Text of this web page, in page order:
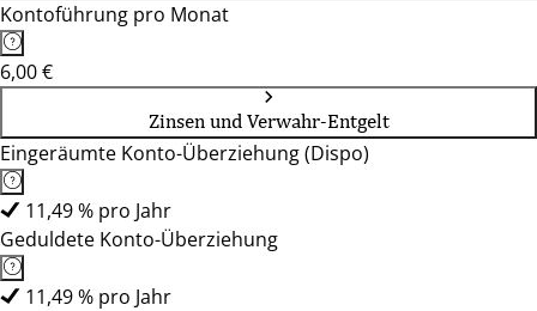
Kontoführung pro Monat
6,00 €
Zinsen und Verwahr-Entgelt
Eingeräumte Konto-Überziehung (Dispo)
11,49 % pro Jahr
Geduldete Konto-Überziehung
11,49 % pro Jahr